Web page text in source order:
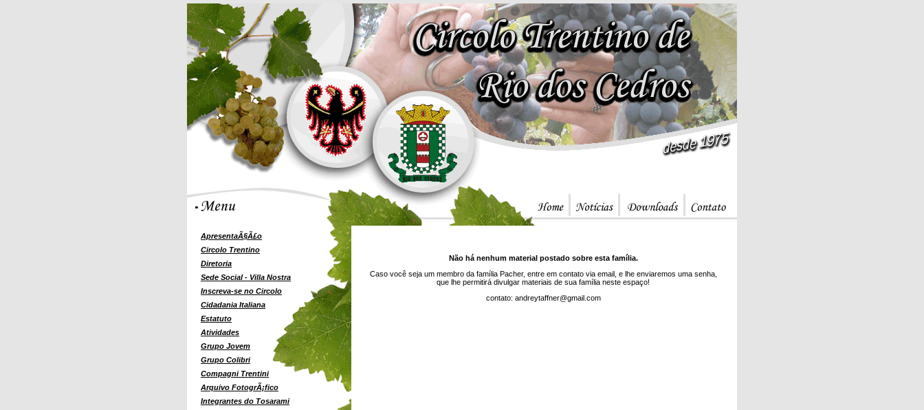
ApresentaÃ§Ã£o
Circolo Trentino
Diretoria
Sede Social - Villa Nostra
Inscreva-se no Circolo
Cidadania Italiana
Estatuto
Atividades
Grupo Jovem
Grupo Colibri
Compagni Trentini
Arquivo FotogrÃ¡fico
Integrantes do Tosarami
Não há nenhum material postado sobre esta família.
Caso você seja um membro da família Pacher, entre em contato via email, e lhe enviaremos uma senha,
que lhe permitirá divulgar materiais de sua família neste espaço!
contato: andreytaffner@gmail.com